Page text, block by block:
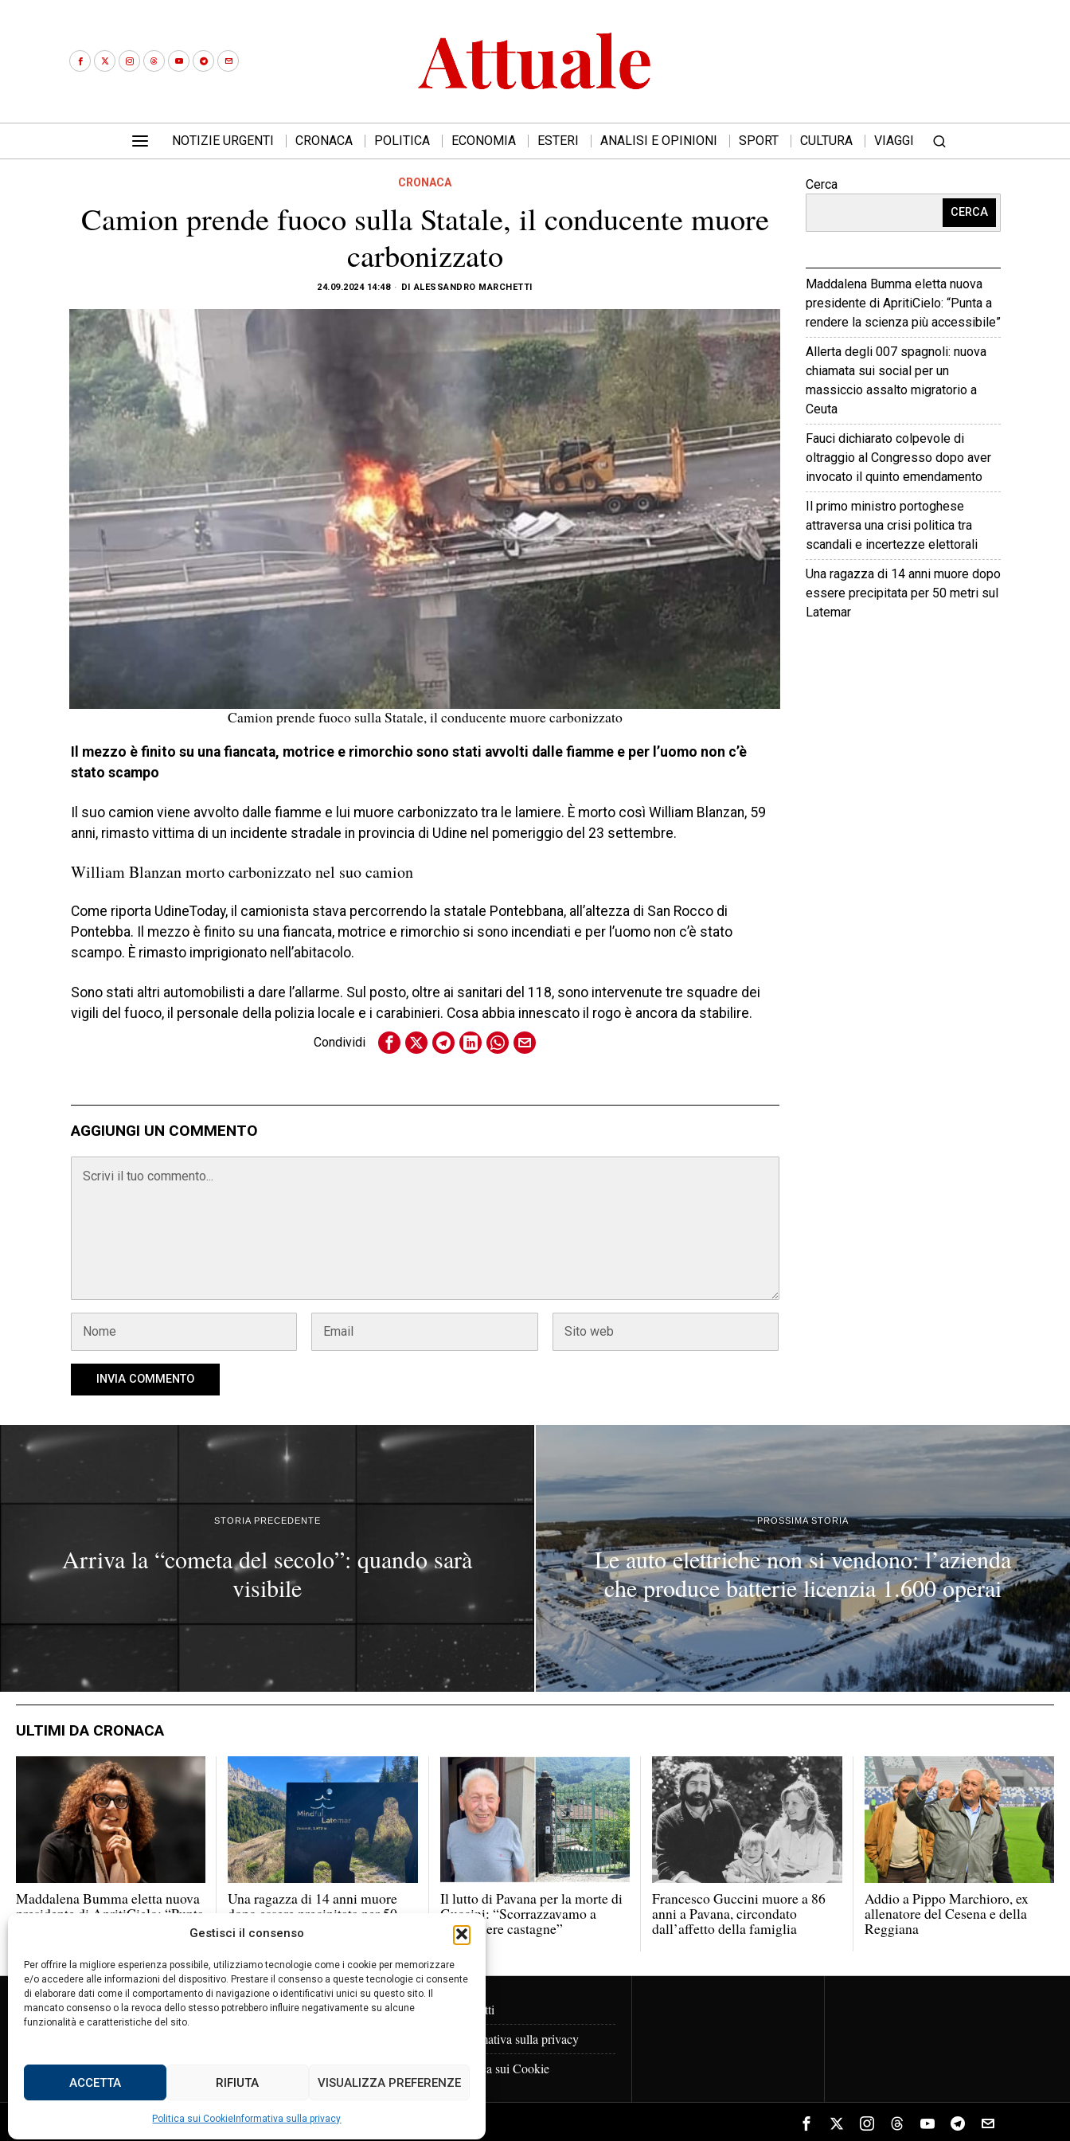
Gestisci il consenso
Per offrire la migliore esperienza possibile, utilizziamo tecnologie come i cookie per memorizzare
e/o accedere alle informazioni del dispositivo. Prestare il consenso a queste tecnologie ci consente
di elaborare dati come il comportamento di navigazione o identificativi unici su questo sito. Il
mancato consenso o la revoca dello stesso potrebbero influire negativamente su alcune
funzionalità e caratteristiche del sito.
ACCETTA RIFIUTA VISUALIZZA PREFERENZE
Politica sui Cookie Informativa sulla privacy
NOTIZIE URGENTI CRONACA POLITICA ECONOMIA ESTERI ANALISI E OPINIONI SPORT CULTURA VIAGGI
CRONACA
Camion prende fuoco sulla Statale, il conducente muore
carbonizzato
24.09.2024 14:48 DI ALESSANDRO MARCHETTI
Camion prende fuoco sulla Statale, il conducente muore carbonizzato
Il mezzo è finito su una fiancata, motrice e rimorchio sono stati avvolti dalle fiamme e per l’uomo non c’è
stato scampo
Il suo camion viene avvolto dalle fiamme e lui muore carbonizzato tra le lamiere. È morto così William Blanzan, 59
anni, rimasto vittima di un incidente stradale in provincia di Udine nel pomeriggio del 23 settembre.
William Blanzan morto carbonizzato nel suo camion
Come riporta UdineToday, il camionista stava percorrendo la statale Pontebbana, all’altezza di San Rocco di
Pontebba. Il mezzo è finito su una fiancata, motrice e rimorchio si sono incendiati e per l’uomo non c’è stato
scampo. È rimasto imprigionato nell’abitacolo.
Sono stati altri automobilisti a dare l’allarme. Sul posto, oltre ai sanitari del 118, sono intervenute tre squadre dei
vigili del fuoco, il personale della polizia locale e i carabinieri. Cosa abbia innescato il rogo è ancora da stabilire.
Condividi
AGGIUNGI UN COMMENTO
Cerca
CERCA
Maddalena Bumma eletta nuova
presidente di ApritiCielo: “Punta a
rendere la scienza più accessibile”
Allerta degli 007 spagnoli: nuova
chiamata sui social per un
massiccio assalto migratorio a
Ceuta
Fauci dichiarato colpevole di
oltraggio al Congresso dopo aver
invocato il quinto emendamento
Il primo ministro portoghese
attraversa una crisi politica tra
scandali e incertezze elettorali
Una ragazza di 14 anni muore dopo
essere precipitata per 50 metri sul
Latemar
STORIA PRECEDENTE
Arriva la “cometa del secolo”: quando sarà
visibile
PROSSIMA STORIA
Le auto elettriche non si vendono: l’azienda
che produce batterie licenzia 1.600 operai
ULTIMI DA CRONACA
Maddalena Bumma eletta nuova
presidente di ApritiCielo: “Punta
Una ragazza di 14 anni muore
dopo essere precipitata per 50
metri sul Latemar
Il lutto di Pavana per la morte di
Guccini: “Scorrazzavamo a
raccogliere castagne”
Francesco Guccini muore a 86
anni a Pavana, circondato
dall’affetto della famiglia
Addio a Pippo Marchioro, ex
allenatore del Cesena e della
Reggiana
NOTIZIE URGENTI CRONACA POLITICA ECONOMIA
ESTERI
ANALISI E OPINIONI
SPORT
Contatti
Informativa sulla privacy
Politica sui Cookie
Tutti i diritti riservati.Attuale.